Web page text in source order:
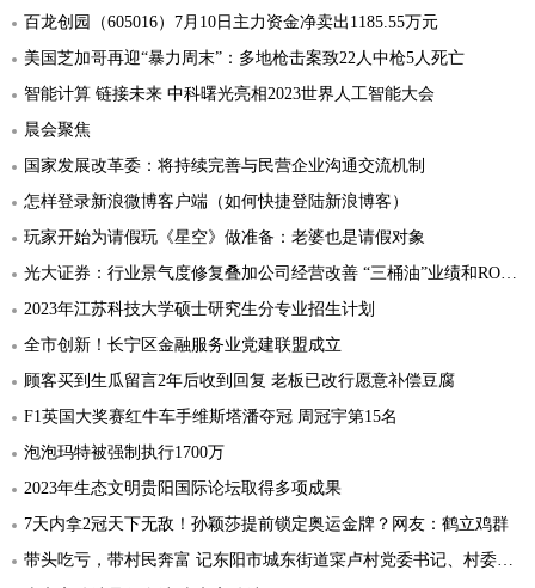
百龙创园（605016）7月10日主力资金净卖出1185.55万元
美国芝加哥再迎“暴力周末”：多地枪击案致22人中枪5人死亡
智能计算 链接未来 中科曙光亮相2023世界人工智能大会
晨会聚焦
国家发展改革委：将持续完善与民营企业沟通交流机制
怎样登录新浪微博客户端（如何快捷登陆新浪博客）
玩家开始为请假玩《星空》做准备：老婆也是请假对象
光大证券：行业景气度修复叠加公司经营改善 “三桶油”业绩和ROE迎来上升
2023年江苏科技大学硕士研究生分专业招生计划
全市创新！长宁区金融服务业党建联盟成立
顾客买到生瓜留言2年后收到回复 老板已改行愿意补偿豆腐
F1英国大奖赛红牛车手维斯塔潘夺冠 周冠宇第15名
泡泡玛特被强制执行1700万
2023年生态文明贵阳国际论坛取得多项成果
7天内拿2冠天下无敌！孙颖莎提前锁定奥运金牌？网友：鹤立鸡群
带头吃亏，带村民奔富 记东阳市城东街道寀卢村党委书记、村委会主任卢阳春